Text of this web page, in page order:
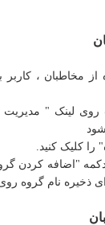
مخاطبان ، کاربر
لینک " مدیریت
کلیک کنید.
"اضافه کردن
ذخیره نام گروه روی